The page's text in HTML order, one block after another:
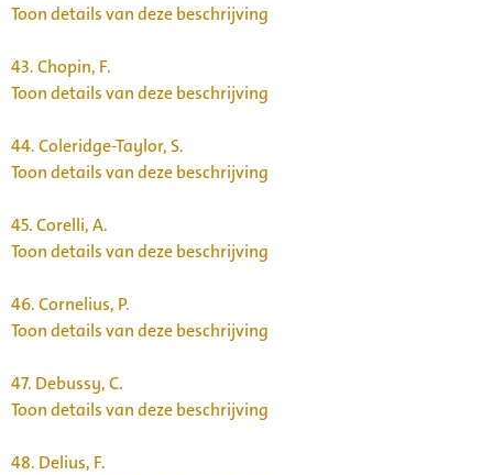
Toon details van deze beschrijving
43.Chopin, F.
Toon details van deze beschrijving
44.Coleridge-Taylor, S.
Toon details van deze beschrijving
45.Corelli, A.
Toon details van deze beschrijving
46.Cornelius, P.
Toon details van deze beschrijving
47. Debussy, C.
Toon details van deze beschrijving
48. Delius, F.